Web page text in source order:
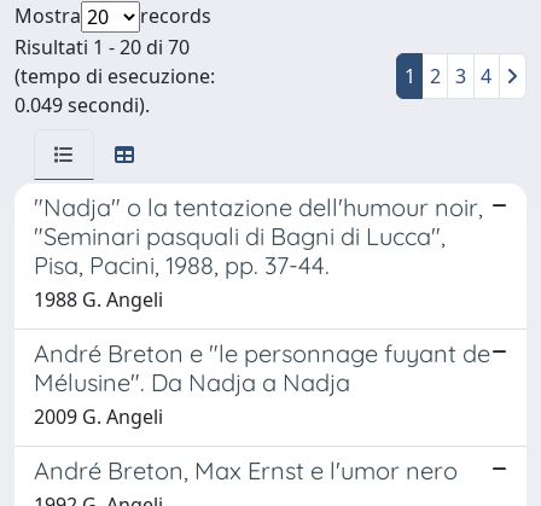
Mostra
records
Risultati 1 - 20 di 70
(tempo di esecuzione:
0.049 secondi).
1 2 3 4
"Nadja" o la tentazione dell'humour noir,
"Seminari pasquali di Bagni di Lucca",
Pisa, Pacini, 1988, pp. 37-44.
1988 G. Angeli
André Breton e "le personnage fuyant de
Mélusine". Da Nadja a Nadja
2009 G. Angeli
André Breton, Max Ernst e l'umor nero